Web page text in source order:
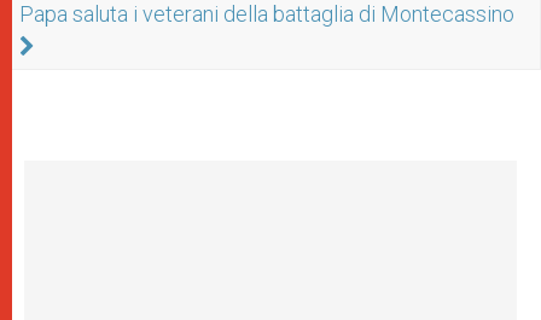
Papa saluta i veterani della battaglia di Montecassino